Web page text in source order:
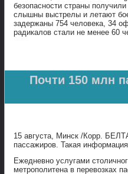
безопасности страны
слышны выстрелы и летают
задержаны 754 человека, 34
радикалов стали не менее 60
Почти 150 млн
15 августа, Минск /Корр.
пассажиров. Такая
Ежедневно услугами
метрополитена в перевозках